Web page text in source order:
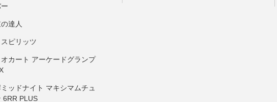
達人
ピリッツ
カート アーケードグランプ
ッドナイト マキシマムチュ
6RR PLUS